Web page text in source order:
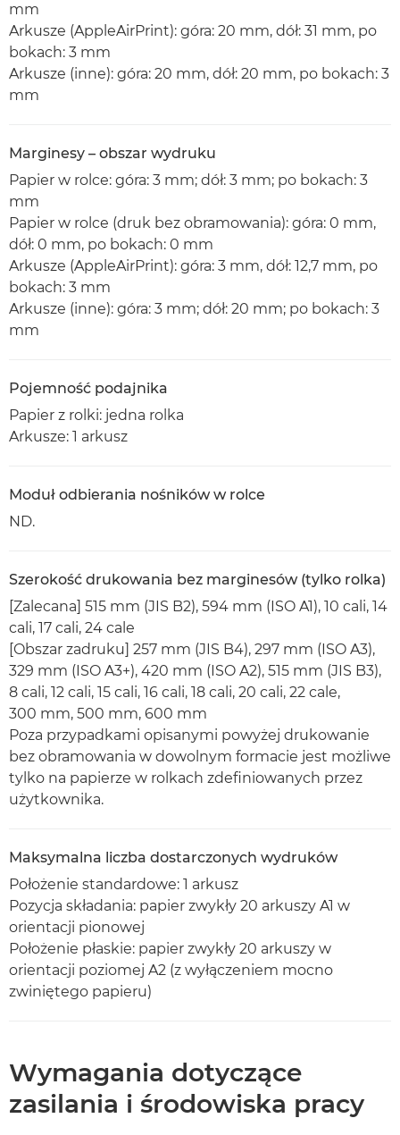
mm
Arkusze (AppleAirPrint): góra: 20 mm, dół: 31 mm, po
bokach: 3 mm
Arkusze (inne): góra: 20 mm, dół: 20 mm, po bokach: 3
mm
Marginesy – obszar wydruku
Papier w rolce: góra: 3 mm; dół: 3 mm; po bokach: 3
mm
Papier w rolce (druk bez obramowania): góra: 0 mm,
dół: 0 mm, po bokach: 0 mm
Arkusze (AppleAirPrint): góra: 3 mm, dół: 12,7 mm, po
bokach: 3 mm
Arkusze (inne): góra: 3 mm; dół: 20 mm; po bokach: 3
mm
Pojemność podajnika
Papier z rolki: jedna rolka
Arkusze: 1 arkusz
Moduł odbierania nośników w rolce
ND.
Szerokość drukowania bez marginesów (tylko rolka)
[Zalecana] 515 mm (JIS B2), 594 mm (ISO A1), 10 cali, 14
cali, 17 cali, 24 cale
[Obszar zadruku] 257 mm (JIS B4), 297 mm (ISO A3),
329 mm (ISO A3+), 420 mm (ISO A2), 515 mm (JIS B3),
8 cali, 12 cali, 15 cali, 16 cali, 18 cali, 20 cali, 22 cale,
300 mm, 500 mm, 600 mm
Poza przypadkami opisanymi powyżej drukowanie
bez obramowania w dowolnym formacie jest możliwe
tylko na papierze w rolkach zdefiniowanych przez
użytkownika.
Maksymalna liczba dostarczonych wydruków
Położenie standardowe: 1 arkusz
Pozycja składania: papier zwykły 20 arkuszy A1 w
orientacji pionowej
Położenie płaskie: papier zwykły 20 arkuszy w
orientacji poziomej A2 (z wyłączeniem mocno
zwiniętego papieru)
Wymagania dotyczące
zasilania i środowiska pracy